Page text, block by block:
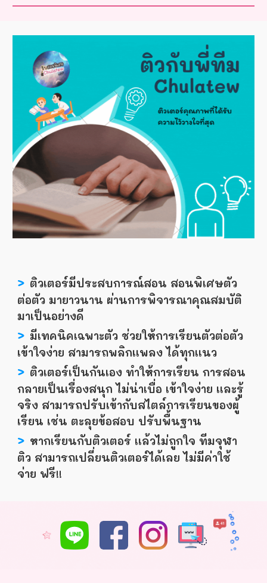
> ติวเตอร์มีประสบการณ์สอน สอนพิเศษตัว
ต่อตัว มายาวนาน ผ่านการพิจารณาคุณสมบัติ
มาเป็นอย่างดี
>มีเทคนิคเฉพาะตัว ช่วยให้การเรียนตัวต่อตัว
เข้าใจง่าย สามารถพลิกเเพลง ได้ทุกเเนว
> ติวเตอร์เป็นกันเอง ทำให้การเรียน การสอน
กลายเป็นเรื่องสนุก ไม่น่าเบื่อ เข้าใจง่าย เเละรู้
จริง สามารถปรับเข้ากับสไตล์การเรียนของผู้
เรียน เช่น ตะลุยข้อสอบ ปรับพื้นฐาน
> หากเรียนกับติวเตอร์ เเล้วไม่ถูกใจ ทีมจุฬา
ติว สามารถเปลี่ยนติวเตอร์ได้เลย ไม่มีค่าใช้
จ่าย ฟรี!!